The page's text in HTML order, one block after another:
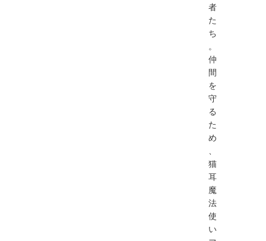
者
た
ち
。
仲
間
を
守
る
た
め
猫
耳
魔
法
使
い